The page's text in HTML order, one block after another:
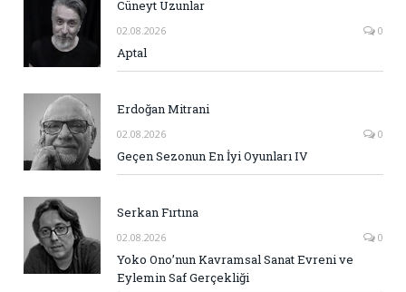
Cüneyt Uzunlar
02.08.2026 0
Aptal
Erdoğan Mitrani
02.08.2026 0
Geçen Sezonun En İyi Oyunları IV
Serkan Fırtına
02.08.2026 0
Yoko Ono’nun Kavramsal Sanat Evreni ve
Eylemin Saf Gerçekliği